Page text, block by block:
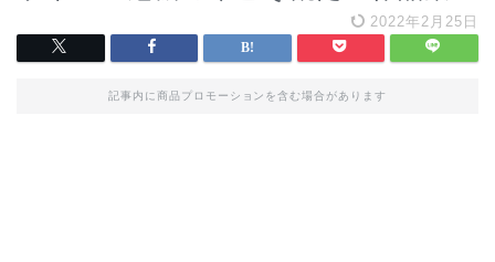
2022年2月25日
記事内に商品プロモーションを含む場合があります